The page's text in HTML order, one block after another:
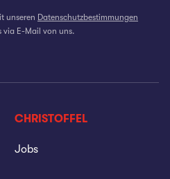
unseren Datenschutzbestimmungen
via E-Mail von uns.
CHRISTOFFEL
Jobs